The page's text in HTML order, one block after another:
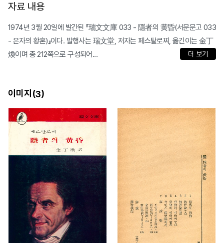
자료 내용
1974년 3월 20일에 발간된 『瑞文文庫 033 - 隱者의 黄昏(서문문고 033
- 은자의 황혼)』이다. 발행사는 瑞文堂, 저자는 페스탈로찌, 옮긴이는 金丁
煥이며 총 212쪽으로 구성되어...
더 보기
이미지(3)